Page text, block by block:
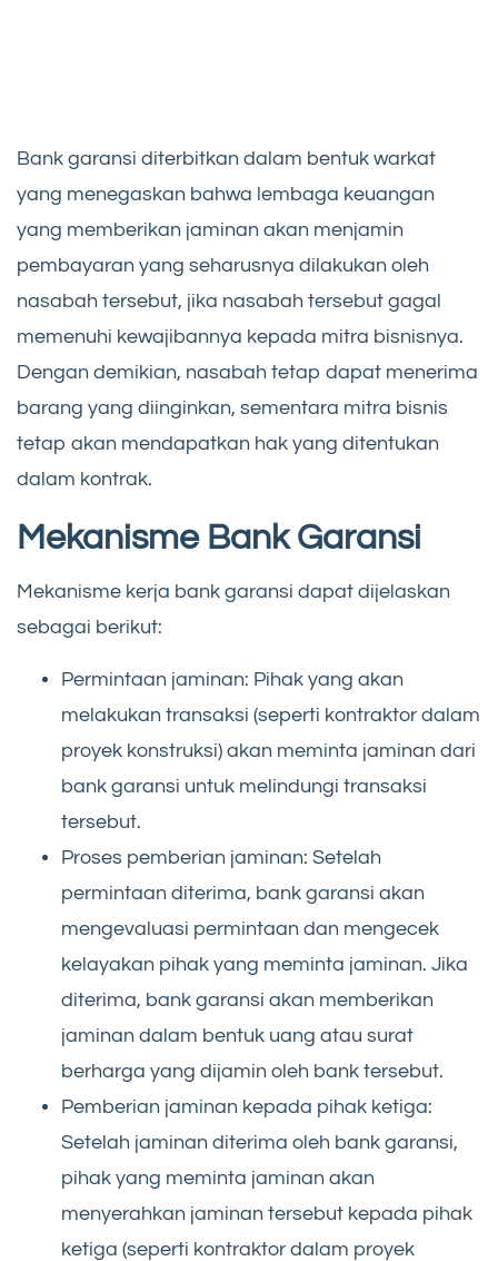
Bank garansi diterbitkan dalam bentuk warkat
yang menegaskan bahwa lembaga keuangan
yang memberikan jaminan akan menjamin
pembayaran yang seharusnya dilakukan oleh
nasabah tersebut, jika nasabah tersebut gagal
memenuhi kewajibannya kepada mitra bisnisnya.
Dengan demikian, nasabah tetap dapat menerima
barang yang diinginkan, sementara mitra bisnis
tetap akan mendapatkan hak yang ditentukan
dalam kontrak.
Mekanisme Bank Garansi
Mekanisme kerja bank garansi dapat dijelaskan
sebagai berikut:
Permintaan jaminan: Pihak yang akan
melakukan transaksi (seperti kontraktor dalam
proyek konstruksi) akan meminta jaminan dari
bank garansi untuk melindungi transaksi
tersebut.
Proses pemberian jaminan: Setelah
permintaan diterima, bank garansi akan
mengevaluasi permintaan dan mengecek
kelayakan pihak yang meminta jaminan. Jika
diterima, bank garansi akan memberikan
jaminan dalam bentuk uang atau surat
berharga yang dijamin oleh bank tersebut.
Pemberian jaminan kepada pihak ketiga:
Setelah jaminan diterima oleh bank garansi,
pihak yang meminta jaminan akan
menyerahkan jaminan tersebut kepada pihak
ketiga (seperti kontraktor dalam proyek